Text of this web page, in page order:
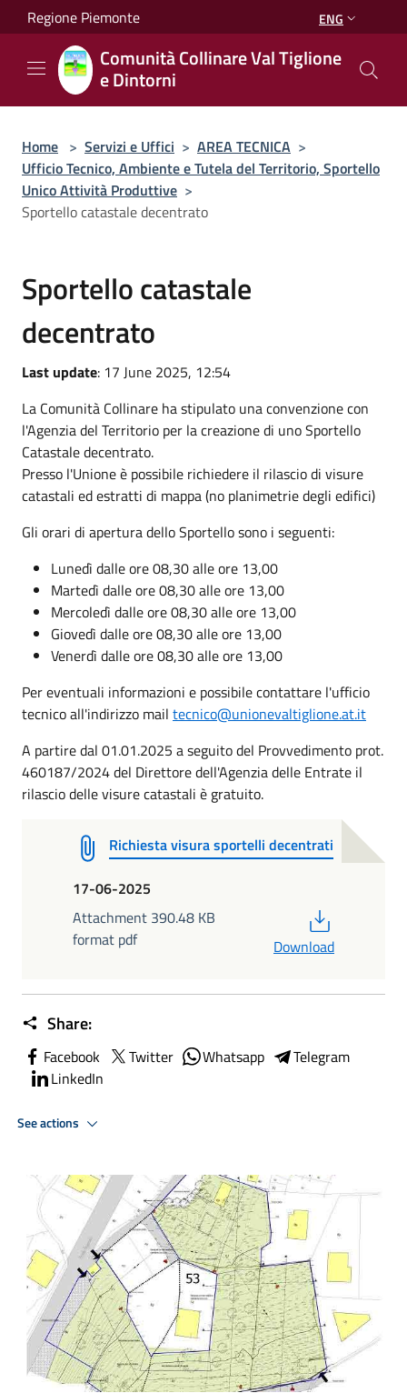
Salta al contenuto principale
Regione Piemonte ENG
Comunità Collinare Val Tiglione
e Dintorni
Home > Servizi e Uffici > AREA TECNICA >
Ufficio Tecnico, Ambiente e Tutela del Territorio, Sportello
Unico Attività Produttive >
Sportello catastale decentrato
Sportello catastale
decentrato
Last update: 17 June 2025, 12:54
La Comunità Collinare ha stipulato una convenzione con
l'Agenzia del Territorio per la creazione di uno Sportello
Catastale decentrato.
Presso l'Unione è possibile richiedere il rilascio di visure
catastali ed estratti di mappa (no planimetrie degli edifici)
Gli orari di apertura dello Sportello sono i seguenti:
Lunedì dalle ore 08,30 alle ore 13,00
Martedì dalle ore 08,30 alle ore 13,00
Mercoledì dalle ore 08,30 alle ore 13,00
Giovedì dalle ore 08,30 alle ore 13,00
Venerdì dalle ore 08,30 alle ore 13,00
Per eventuali informazioni e possibile contattare l'ufficio
tecnico all'indirizzo mail tecnico@unionevaltiglione.at.it
A partire dal 01.01.2025 a seguito del Provvedimento prot.
460187/2024 del Direttore dell'Agenzia delle Entrate il
rilascio delle visure catastali è gratuito.
Richiesta visura sportelli decentrati
17-06-2025
Attachment 390.48 KB
format pdf
Download
Share:
Facebook Twitter Whatsapp
Telegram
LinkedIn
See actions